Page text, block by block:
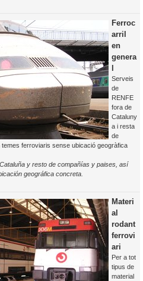
Ferroc
arril
en
genera
Serveis
de
RENFE
fora de
Cataluny
a i resta
de
ferroviaris sense ubicació geogràfica
y resto de compañías y paises, así
geográfica concreta.
Materi
al
rodant
ferrovi
ari
Per a tot
tipus de
material